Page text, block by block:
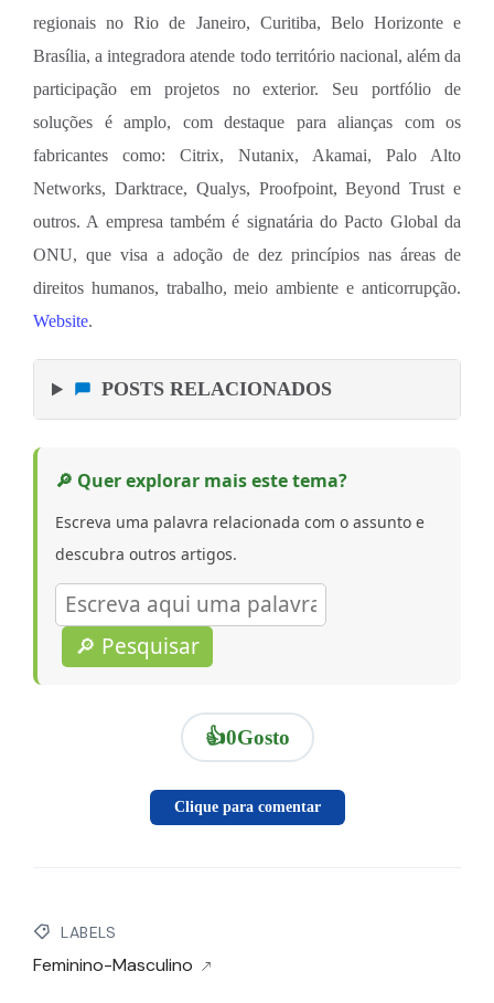
regionais no Rio de Janeiro, Curitiba, Belo Horizonte e
Brasília, a integradora atende todo território nacional, além da
participação em projetos no exterior. Seu portfólio de
soluções é amplo, com destaque para alianças com os
fabricantes como: Citrix, Nutanix, Akamai, Palo Alto
Networks, Darktrace, Qualys, Proofpoint, Beyond Trust e
outros. A empresa também é signatária do Pacto Global da
ONU, que visa a adoção de dez princípios nas áreas de
direitos humanos, trabalho, meio ambiente e anticorrupção.
Website.
POSTS RELACIONADOS
🔎 Quer explorar mais este tema?
Escreva uma palavra relacionada com o assunto e
descubra outros artigos.
🔎 Pesquisar
👍0Gosto
Clique para comentar
LABELS
Feminino-Masculino